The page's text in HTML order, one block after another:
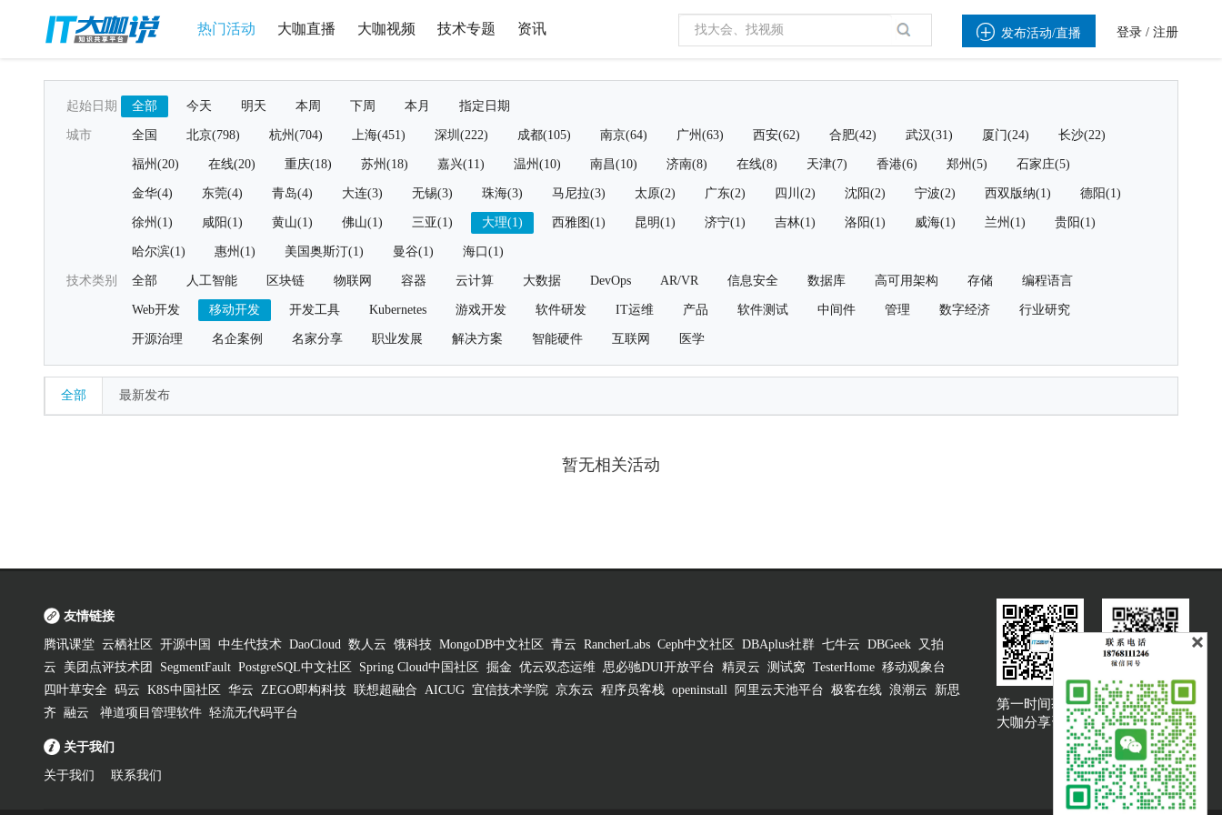
热门活动 大咖直播 大咖视频 技术专题 资讯  发布活动/直播 登录 / 注册
起始日期 全部 今天 明天 本周 下周 本月 指定日期
城市 全国 北京(798) 杭州(704) 上海(451) 深圳(222) 成都(105) 南京(64) 广州(63) 西安(62) 合肥(42) 武汉(31) 厦门(24) 长沙(22)
福州(20) 在线(20) 重庆(18) 苏州(18) 嘉兴(11) 温州(10) 南昌(10) 济南(8) 在线(8) 天津(7) 香港(6) 郑州(5) 石家庄(5)
金华(4) 东莞(4) 青岛(4) 大连(3) 无锡(3) 珠海(3) 马尼拉(3) 太原(2) 广东(2) 四川(2) 沈阳(2) 宁波(2) 西双版纳(1) 德阳(1)
徐州(1) 咸阳(1) 黄山(1) 佛山(1) 三亚(1) 大理(1) 西雅图(1) 昆明(1) 济宁(1) 吉林(1) 洛阳(1) 威海(1) 兰州(1) 贵阳(1)
哈尔滨(1) 惠州(1) 美国奥斯汀(1) 曼谷(1) 海口(1)
技术类别 全部 人工智能 区块链 物联网 容器 云计算 大数据 DevOps AR/VR 信息安全 数据库 高可用架构 存储 编程语言
Web开发 移动开发 开发工具 Kubernetes 游戏开发 软件研发 IT运维 产品 软件测试 中间件 管理 数字经济 行业研究
开源治理 名企案例 名家分享 职业发展 解决方案 智能硬件 互联网 医学
全部 最新发布
暂无相关活动
友情链接
腾讯课堂 云栖社区 开源中国 中生代技术 DaoCloud 数人云 饿科技 MongoDB中文社区 青云 RancherLabs Ceph中文社区 DBAplus社群 七牛云 DBGeek
又拍
云
美团点评技术团 SegmentFault PostgreSQL中文社区 Spring Cloud中国社区 掘金 优云双态运维 思必驰DUI开放平台 精灵云 测试窝 TesterHome 移动观象台
四叶草安全 码云 K8S中国社区 华云 ZEGO即构科技 联想超融合 AICUG 宜信技术学院 京东云 程序员客栈 openinstall 阿里云天池平台 极客在线 浪潮云
新思
齐 融云 禅道项目管理软件 轻流无代码平台
关于我们
关于我们 联系我们
第一时间获取
大咖分享资讯
大咖说吐槽客服